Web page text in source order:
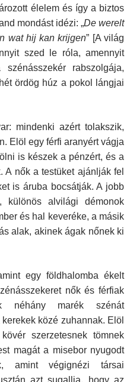
élelem és így a biztos
mondást idézi: „De werelt
wat hij kan krijgen” [A világ
szed le róla, amennyit
rabszolgája,
ördög húz a pokol lángjai
mindenki azért tolakszik,
Elöl egy férfi aranyért vágja
is készek a pénzért, és a
A nők a testüket ajánlják fel
is áruba bocsátják. A jobb
különös alvilági démonok
és hal keveréke, a másik
alak, akinek ágak nőnek ki
egy földhalomba ékelt
nők és férfiak
néhány marék szénát
közé zuhannak. Elöl
szerzetesnek tömnek
magát a misebor nyugodt
amint végignézi társai